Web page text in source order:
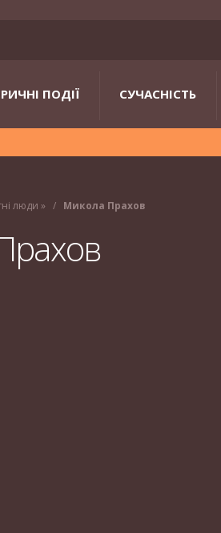
ПОДІЇ СУЧАСНІСТЬ
люди » Микола Прахов